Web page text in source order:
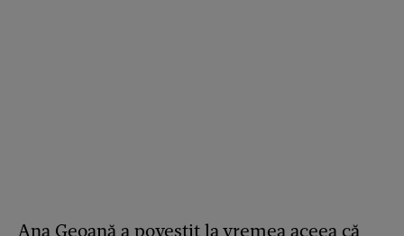
Ana Geoană a povestit la vremea aceea că